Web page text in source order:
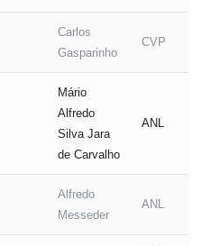
Carlos
Gasparinho
CVP
Mário
Alfredo
Silva Jara
de Carvalho
ANL
Alfredo
Messeder
ANL